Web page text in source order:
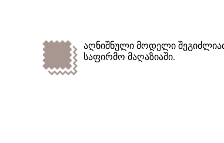
აღნიშნული მოდელი
საფირმო მაღაზიაში.